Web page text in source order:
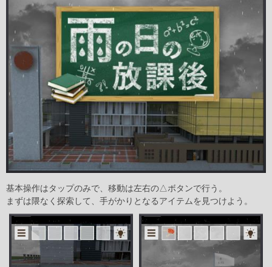
基本操作はタップのみで、移動は左右の△ボタンで行う。
まずは隈なく探索して、手がかりとなるアイテムを見つけよう。